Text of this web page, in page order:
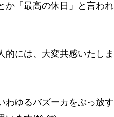
か「最高の休日」と言われ
的には、大変共感いたしま
わゆるバズーカをぶっ放す